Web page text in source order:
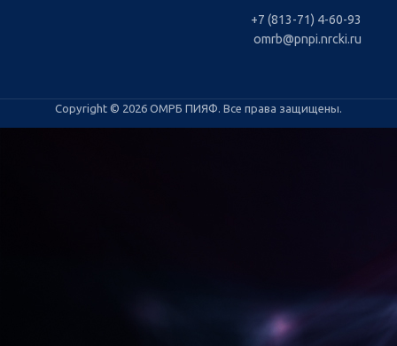
+7 (813-71) 4-60-93
omrb@pnpi.nrcki.ru
Copyright © 2026 ОМРБ ПИЯФ. Все права защищены.